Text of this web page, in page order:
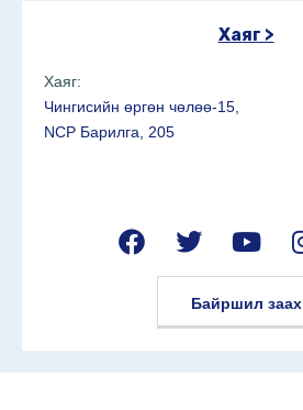
Хаяг >
Хаяг:
Чингисийн өргөн чөлөө-15,
NCP Барилга, 205
Байршил заах